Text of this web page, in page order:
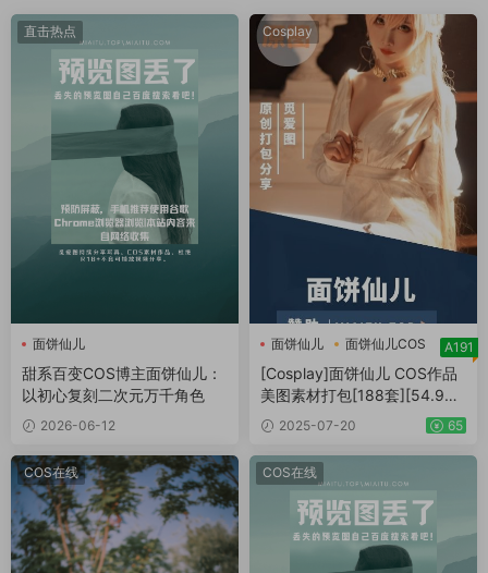
直击热点
面饼仙儿
甜系百变COS博主面饼仙儿：
以初心复刻二次元万千角色
2026-06-12
Cosplay
面饼仙儿
面饼仙儿COS
面饼仙儿合集
A191
[Cosplay]面饼仙儿 COS作品
美图素材打包[188套][54.9G
B] 2025-07-20 65
COS在线 COS在线